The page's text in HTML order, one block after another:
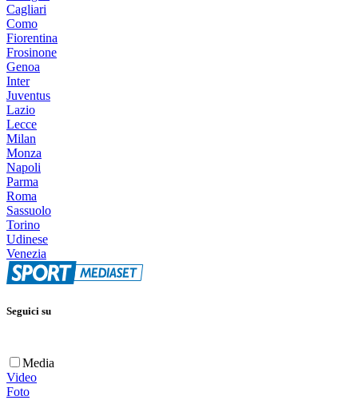
Cagliari
Como
Fiorentina
Frosinone
Genoa
Inter
Juventus
Lazio
Lecce
Milan
Monza
Napoli
Parma
Roma
Sassuolo
Torino
Udinese
Venezia
Seguici su
Media
Video
Foto